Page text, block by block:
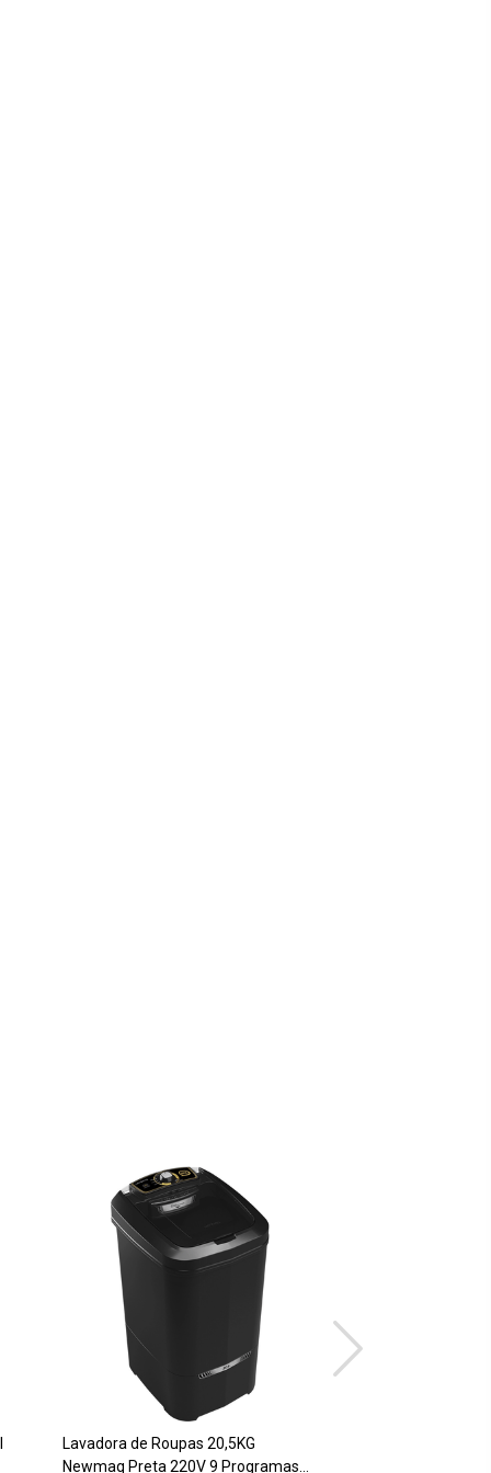
Lavadora de Roupas 20,5KG
Newmaq Preta 220V 9 Programas